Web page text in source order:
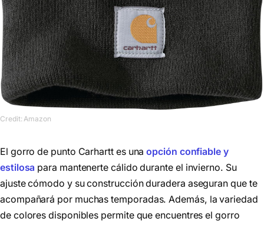
Credit: Amazon
El gorro de punto Carhartt es unaopción confiable y
estilosa para mantenerte cálido durante el invierno. Su
ajuste cómodo y su construcción duradera aseguran que te
acompañará por muchas temporadas. Además, la variedad
de colores disponibles permite que encuentres el gorro